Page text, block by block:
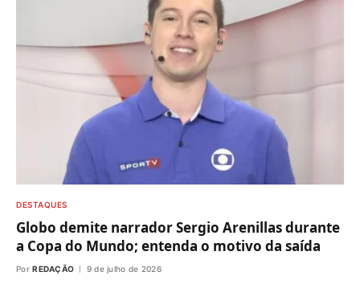
DESTAQUES
Globo demite narrador Sergio Arenillas durante
a Copa do Mundo; entenda o motivo da saída
Por REDAÇÃO 9 de julho de 2026